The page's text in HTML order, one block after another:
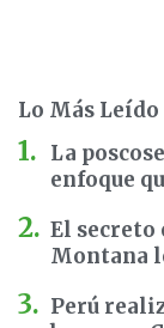
Lo Más Leído
La
enfoque
El secreto
Montana
Perú